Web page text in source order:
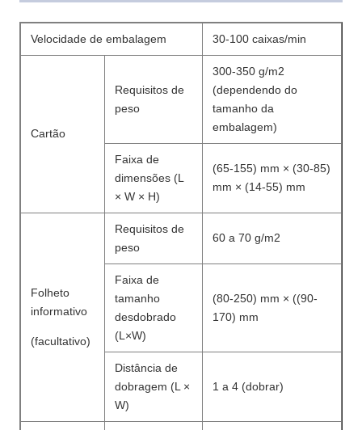
Velocidade de embalagem 30-100 caixas/min
Cartão
Requisitos de
peso
300-350 g/m2
(dependendo do
tamanho da
embalagem)
Faixa de
dimensões (L
× W × H)
(65-155) mm × (30-85)
mm × (14-55) mm
Folheto
informativo
(facultativo)
Requisitos de
peso
60 a 70 g/m2
Faixa de
tamanho
desdobrado
(L×W)
(80-250) mm × ((90-
170) mm
Distância de
dobragem (L ×
W)
1 a 4 (dobrar)